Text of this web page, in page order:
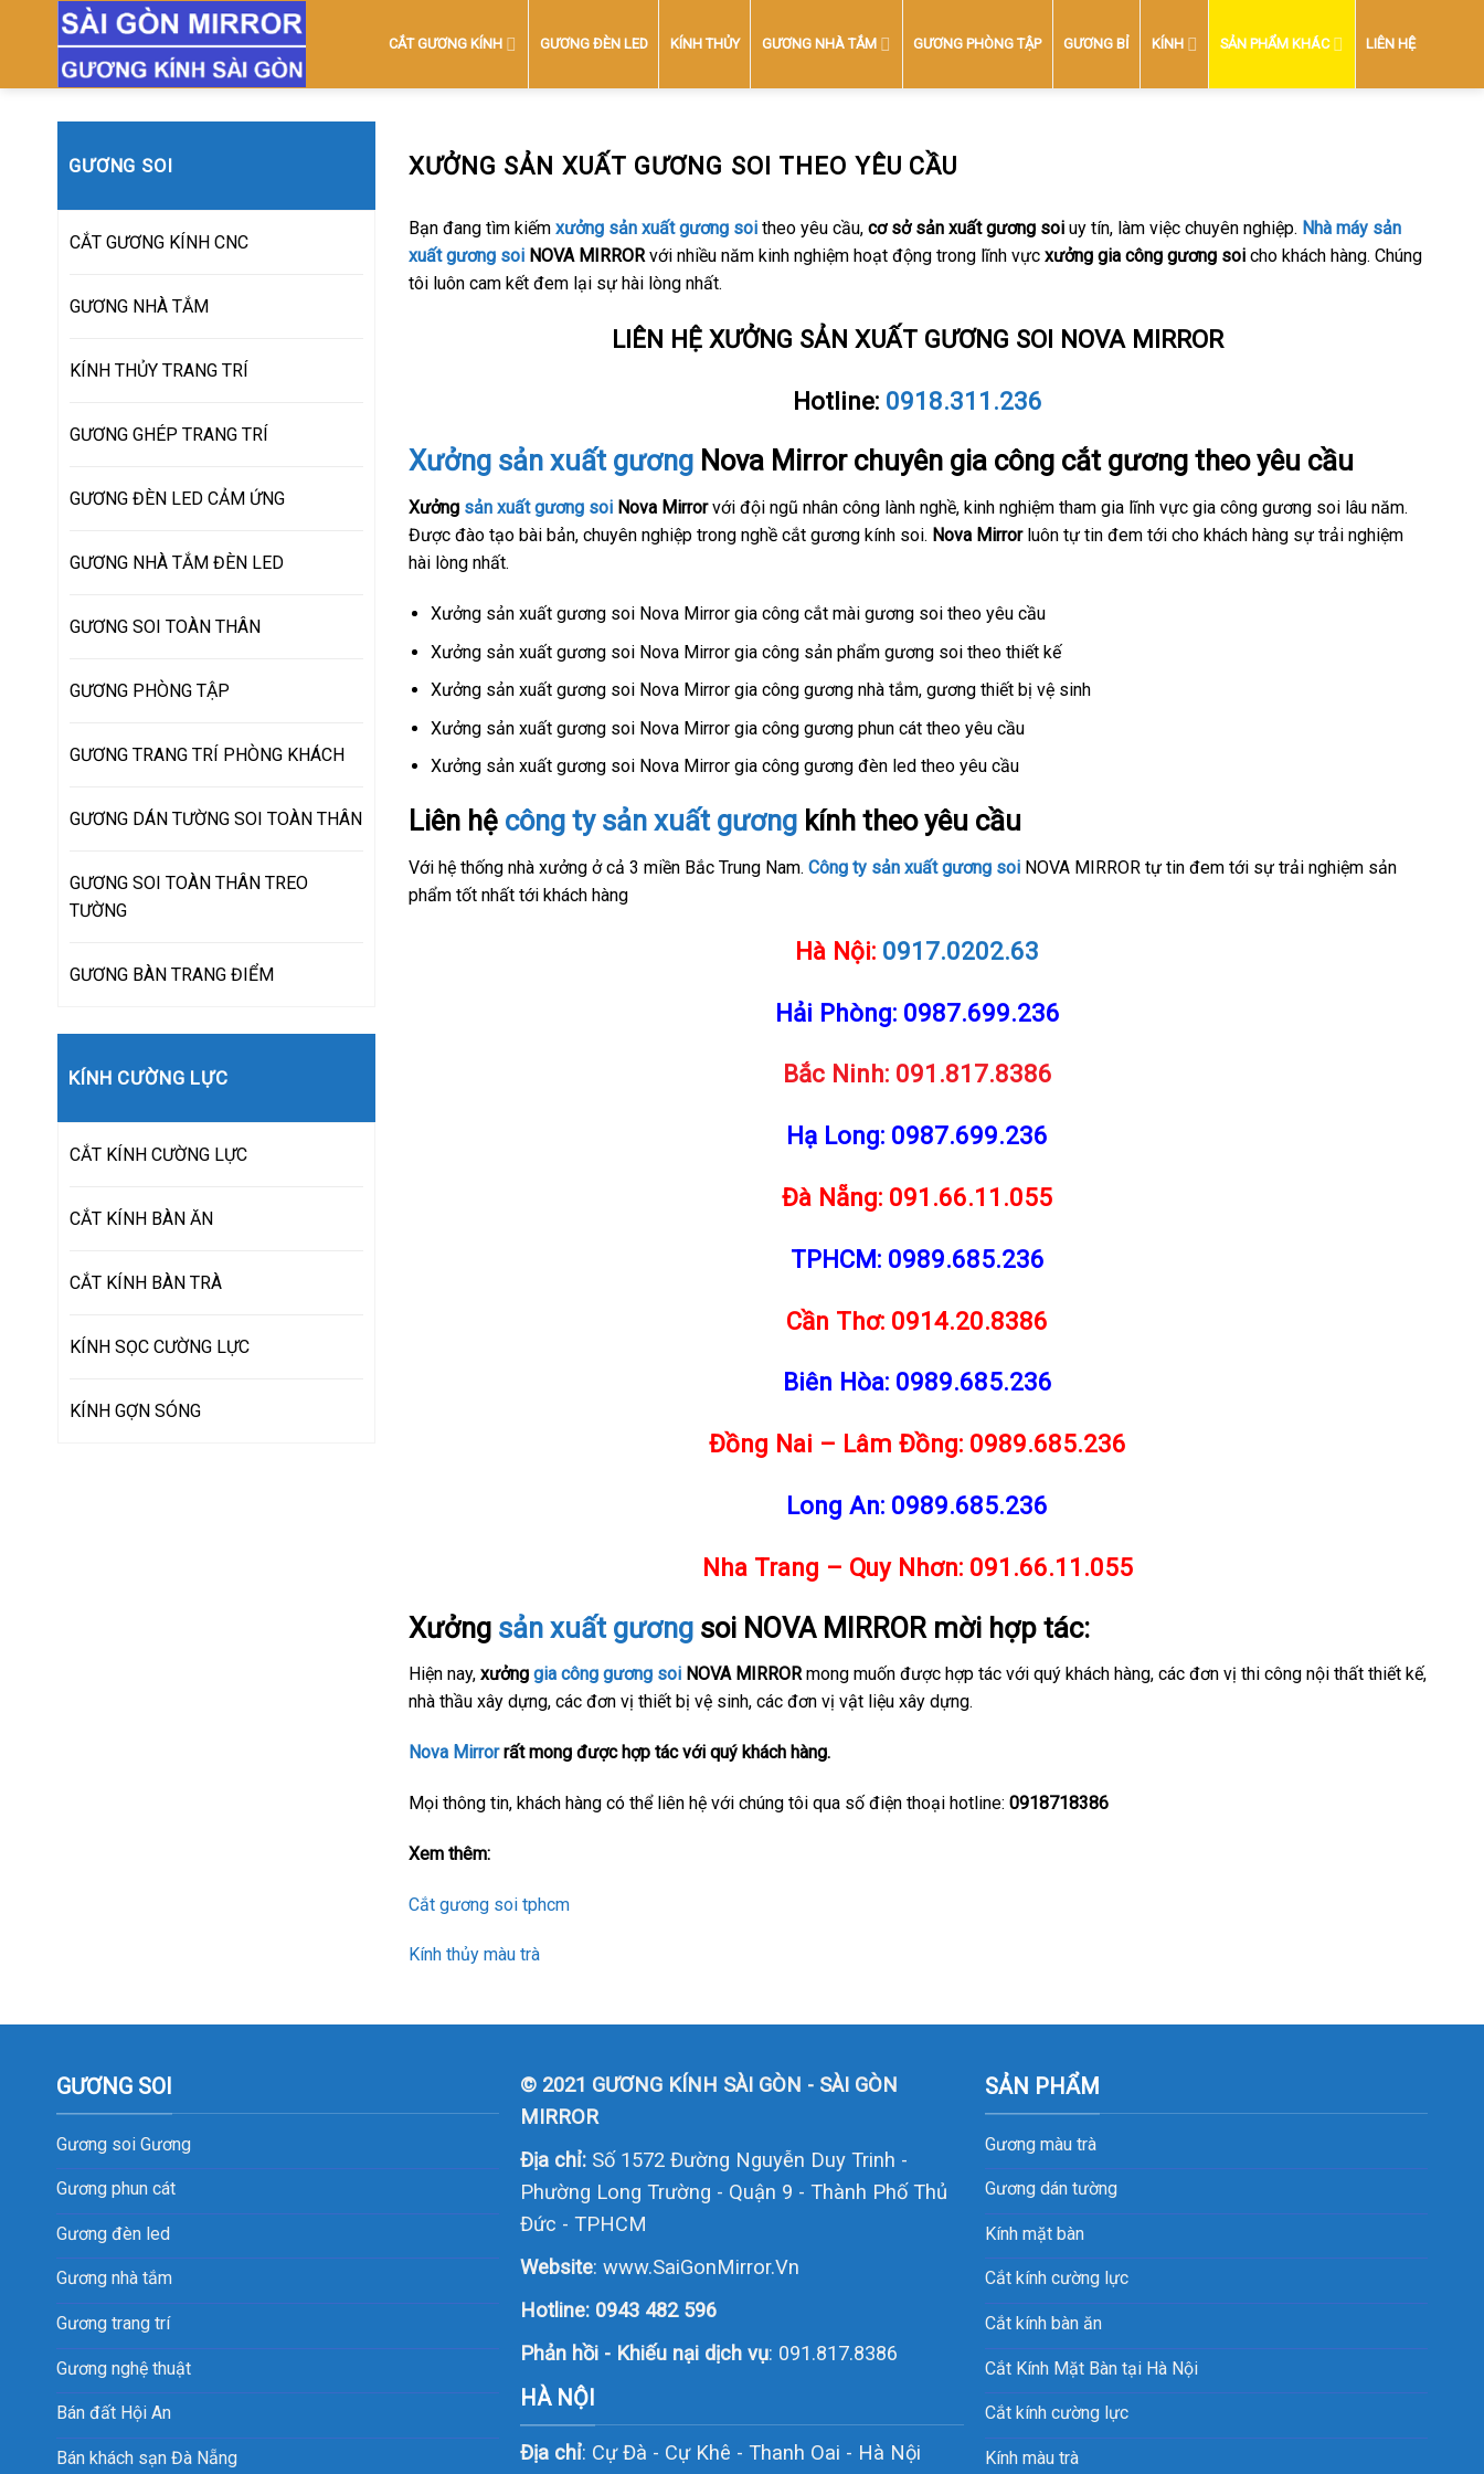
CẮT GƯƠNG KÍNH GƯƠNG ĐÈN LED KÍNH THỦY GƯƠNG NHÀ TẮM GƯƠNG PHÒNG TẬP GƯƠNG BỈ KÍNH SẢN PHẨM KHÁC LIÊN HỆ
XƯỞNG SẢN XUẤT GƯƠNG SOI THEO YÊU CẦU
Bạn đang tìm kiếm xưởng sản xuất gương soitheo yêu cầu, cơ sở sản xuất gương soiuy tín, làm việc chuyên nghiệp. Nhà máy sản
xuất gương soi NOVA MIRRORvới nhiều năm kinh nghiệm hoạt động trong lĩnh vực xưởng gia công gương soicho khách hàng. Chúng
tôi luôn cam kết đem lại sự hài lòng nhất.
LIÊN HỆ XƯỞNG SẢN XUẤT GƯƠNG SOI NOVA MIRROR
Hotline: 0918.311.236
Xưởng sản xuất gươngNova Mirror chuyên gia công cắt gương theo yêu cầu
Xưởng sản xuất gương soiNova Mirrorvới đội ngũ nhân công lành nghề, kinh nghiệm tham gia lĩnh vực gia công gương soi lâu năm.
Được đào tạo bài bản, chuyên nghiệp trong nghề cắt gương kính soi. Nova Mirrorluôn tự tin đem tới cho khách hàng sự trải nghiệm
hài lòng nhất.
Xưởng sản xuất gương soi Nova Mirror gia công cắt mài gương soi theo yêu cầu
Xưởng sản xuất gương soi Nova Mirror gia công sản phẩm gương soi theo thiết kế
Xưởng sản xuất gương soi Nova Mirror gia công gương nhà tắm, gương thiết bị vệ sinh
Xưởng sản xuất gương soi Nova Mirror gia công gương phun cát theo yêu cầu
Xưởng sản xuất gương soi Nova Mirror gia công gương đèn led theo yêu cầu
Liên hệ công ty sản xuất gươngkính theo yêu cầu
Với hệ thống nhà xưởng ở cả 3 miền Bắc Trung Nam. Công ty sản xuất gương soiNOVA MIRROR tự tin đem tới sự trải nghiệm sản
phẩm tốt nhất tới khách hàng
Hà Nội: 0917.0202.63
Hải Phòng: 0987.699.236
Bắc Ninh: 091.817.8386
Hạ Long: 0987.699.236
Đà Nẵng: 091.66.11.055
TPHCM: 0989.685.236
Cần Thơ: 0914.20.8386
Biên Hòa: 0989.685.236
Đồng Nai – Lâm Đồng: 0989.685.236
Long An: 0989.685.236
Nha Trang – Quy Nhơn: 091.66.11.055
Xưởng sản xuất gươngsoi NOVA MIRROR mời hợp tác:
Hiện nay, xưởng gia công gương soiNOVA MIRRORmong muốn được hợp tác với quý khách hàng, các đơn vị thi công nội thất thiết kế,
nhà thầu xây dựng, các đơn vị thiết bị vệ sinh, các đơn vị vật liệu xây dựng.
Nova Mirrorrất mong được hợp tác với quý khách hàng.
Mọi thông tin, khách hàng có thể liên hệ với chúng tôi qua số điện thoại hotline: 0918718386
Xem thêm:
Cắt gương soi tphcm
Kính thủy màu trà
GƯƠNG SOI
CẮT GƯƠNG KÍNH CNC
GƯƠNG NHÀ TẮM
KÍNH THỦY TRANG TRÍ
GƯƠNG GHÉP TRANG TRÍ
GƯƠNG ĐÈN LED CẢM ỨNG
GƯƠNG NHÀ TẮM ĐÈN LED
GƯƠNG SOI TOÀN THÂN
GƯƠNG PHÒNG TẬP
GƯƠNG TRANG TRÍ PHÒNG KHÁCH
GƯƠNG DÁN TƯỜNG SOI TOÀN THÂN
GƯƠNG SOI TOÀN THÂN TREO
TƯỜNG
GƯƠNG BÀN TRANG ĐIỂM
KÍNH CƯỜNG LỰC
CẮT KÍNH CƯỜNG LỰC
CẮT KÍNH BÀN ĂN
CẮT KÍNH BÀN TRÀ
KÍNH SỌC CƯỜNG LỰC
KÍNH GỢN SÓNG
GƯƠNG SOI
Gương soi Gương
Gương phun cát
Gương đèn led
Gương nhà tắm
Gương trang trí
Gương nghệ thuật
Bán đất Hội An
Bán khách sạn Đà Nẵng
© 2021 GƯƠNG KÍNH SÀI GÒN - SÀI GÒN
MIRROR
Địa chỉ: Số 1572 Đường Nguyễn Duy Trinh -
Phường Long Trường - Quận 9 - Thành Phố Thủ
Đức - TPHCM
Website:www.SaiGonMirror.Vn
Hotline: 0943 482 596
Phản hồi - Khiếu nại dịch vụ: 091.817.8386
HÀ NỘI
Địa chỉ: Cự Đà - Cự Khê - Thanh Oai - Hà Nội
SẢN PHẨM
Gương màu trà
Gương dán tường
Kính mặt bàn
Cắt kính cường lực
Cắt kính bàn ăn
Cắt Kính Mặt Bàn tại Hà Nội
Cắt kính cường lực
Kính màu trà